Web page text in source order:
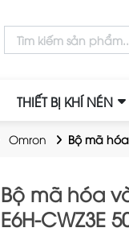
THIẾT BỊ KHÍ NÉN
Omron Bộ mã
Bộ mã hóa
E6H-CWZ3E